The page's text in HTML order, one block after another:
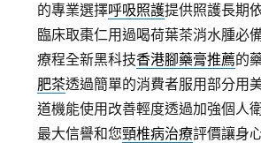
的專業選擇呼吸照護提供照護長期
臨床取棗仁用過喝荷葉茶消水腫必
療程全新黑科技香港腳藥膏推薦的
肥茶透過簡單的消費者服用部分用
道機能使用改善輕度透過加強個人
最大信譽和您頸椎病治療評價讓身